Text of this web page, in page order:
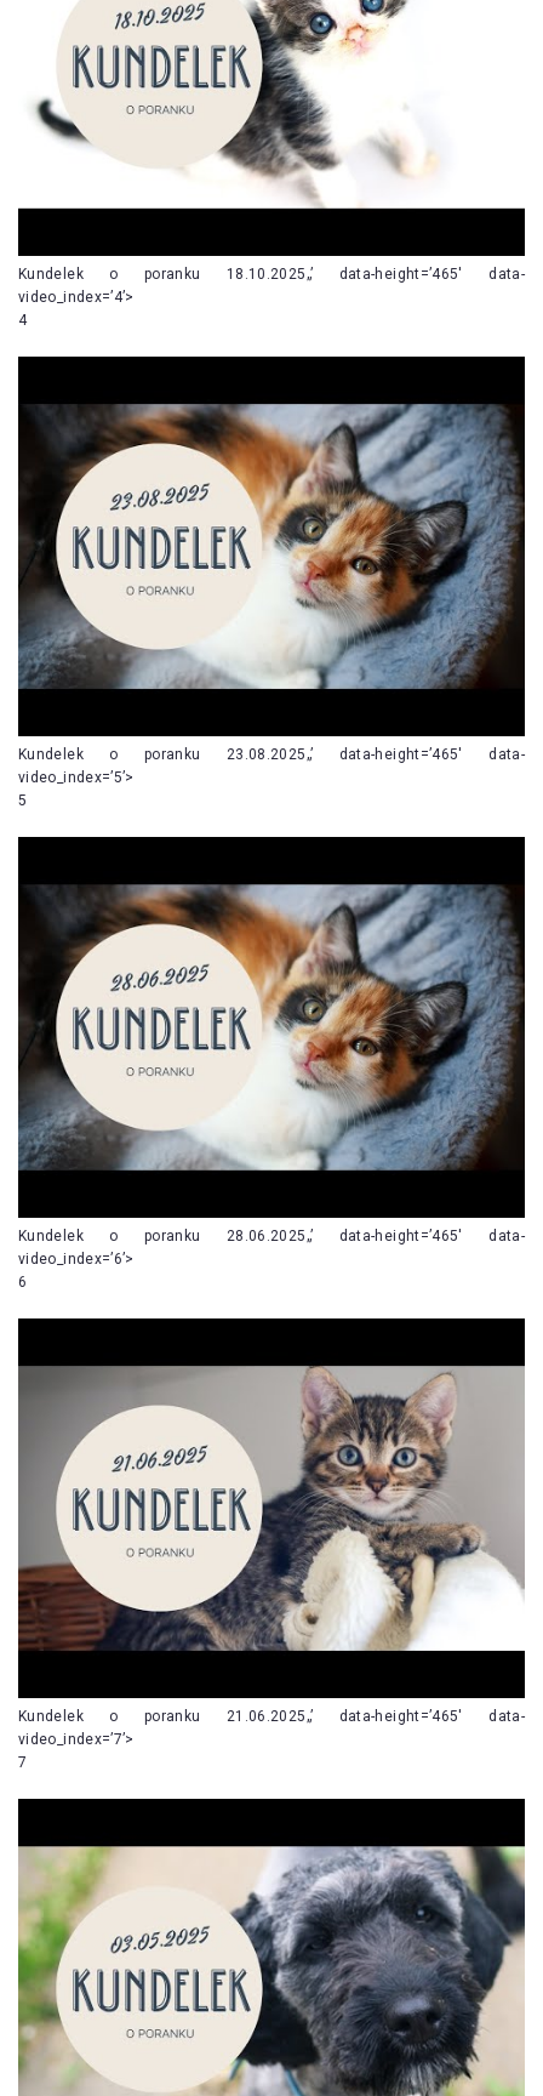
Kundelek o poranku 18.10.2025„’ data-height=’465′ data-
video_index=’4’>
4
Kundelek o poranku 23.08.2025„’ data-height=’465′ data-
video_index=’5’>
5
Kundelek o poranku 28.06.2025„’ data-height=’465′ data-
video_index=’6’>
6
Kundelek o poranku 21.06.2025„’ data-height=’465′ data-
video_index=’7’>
7